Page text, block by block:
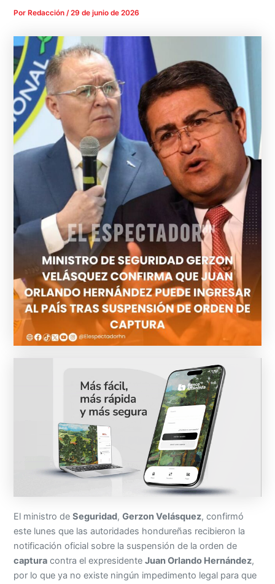
Por Redacción/29 de junio de 2026
El ministro deSeguridad,Gerzon Velásquez, confirmó
este lunes que las autoridades hondureñas recibieron la
notificación oficial sobre la suspensión de la orden de
captura contra el expresidenteJuan Orlando Hernández,
por lo que ya no existe ningún impedimento legal para que